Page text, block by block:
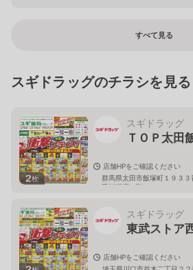
すべて見る
スギドラッグのチラシを見る
2枚
スギドラッグ
ＴＯＰ太田
店舗HPをご確認ください
群馬県太田市飯塚町１９３
田飯塚店１階
スギドラッグ
東武ストア
店舗HPをご確認ください